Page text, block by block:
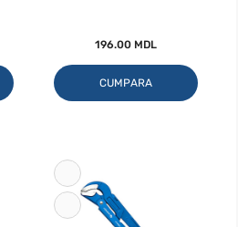
196.00 MDL
CUMPARA